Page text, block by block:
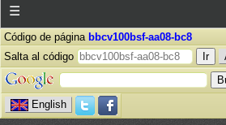
☰
Código de página bbcv100bsf-aa08-bc8
Salta al código
English